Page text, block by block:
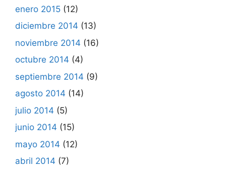
enero 2015 (12)
diciembre 2014 (13)
noviembre 2014 (16)
octubre 2014 (4)
septiembre 2014 (9)
agosto 2014 (14)
julio 2014 (5)
junio 2014 (15)
mayo 2014 (12)
abril 2014 (7)